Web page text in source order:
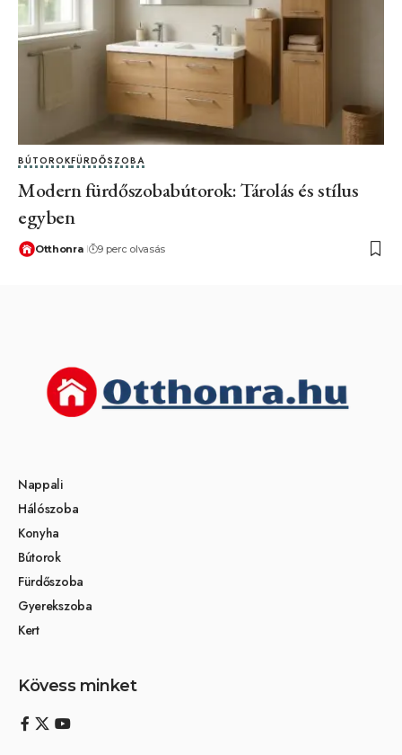
BÚTOROKFÜRDŐSZOBA
Modern fürdőszobabútorok: Tárolás és stílus
egyben
Otthonra 9 perc olvasás
Nappali
Hálószoba
Konyha
Bútorok
Fürdőszoba
Gyerekszoba
Kert
Kövess minket